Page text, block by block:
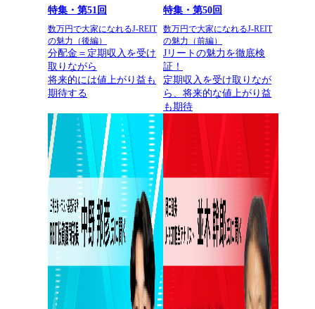
特集・第51回
数万円で大家になれるJ-REIT
の魅力（後編）
分配金＝定期収入を受け
取りながら
将来的には値上がり益も
期待する
特集・第50回
数万円で大家になれるJ-REIT
の魅力（前編）
Jリートの魅力を徹底検
証！
定期収入を受け取りなが
ら、将来的な値上がり益
も期待